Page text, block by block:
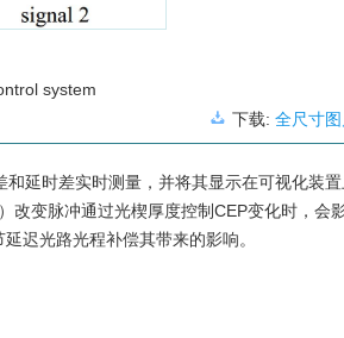
system
下载: 全尺寸
延时差实时测量，并将其显示在可视化装
改变脉冲通过光楔厚度控制CEP变化时，会
迟光路光程补偿其带来的影响。